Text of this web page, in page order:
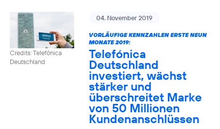
Credits: Telefónica
Deutschland
04. November 2019
VORLÄUFIGE KENNZAHLEN ERSTE NEUN
MONATE 2019:
Telefónica
Deutschland
investiert, wächst
stärker und
überschreitet Marke
von 50 Millionen
Kundenanschlüssen